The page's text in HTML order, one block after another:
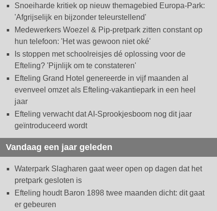
Snoeiharde kritiek op nieuw themagebied Europa-Park:
'Afgrijselijk en bijzonder teleurstellend'
Medewerkers Woezel & Pip-pretpark zitten constant op
hun telefoon: 'Het was gewoon niet oké'
Is stoppen met schoolreisjes dé oplossing voor de
Efteling? 'Pijnlijk om te constateren'
Efteling Grand Hotel genereerde in vijf maanden al
evenveel omzet als Efteling-vakantiepark in een heel
jaar
Efteling verwacht dat AI-Sprookjesboom nog dit jaar
geïntroduceerd wordt
Vandaag een jaar geleden
Waterpark Slagharen gaat weer open op dagen dat het
pretpark gesloten is
Efteling houdt Baron 1898 twee maanden dicht: dit gaat
er gebeuren